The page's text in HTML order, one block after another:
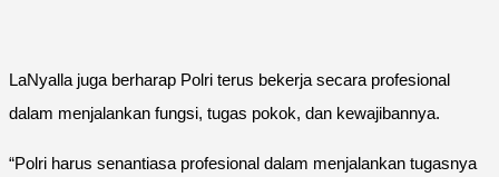
LaNyalla juga berharap Polri terus bekerja secara profesional
dalam menjalankan fungsi, tugas pokok, dan kewajibannya.
“Polri harus senantiasa profesional dalam menjalankan tugasnya